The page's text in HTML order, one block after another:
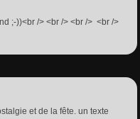
;-))<br /> <br /> <br /> <br />
et de la fête. un texte